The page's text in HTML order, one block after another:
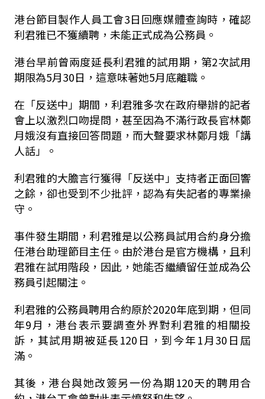
港台節目製作人員工會3日回應媒體查詢時，確認
利君雅已不獲續聘，未能正式成為公務員。
港台早前曾兩度延長利君雅的試用期，第2次試用
期限為5月30日，這意味著她5月底離職。
在「反送中」期間，利君雅多次在政府舉辦的記者
會上以激烈口吻提問，甚至因為不滿行政長官林鄭
月娥沒有直接回答問題，而大聲要求林鄭月娥「講
人話」。
利君雅的大膽言行獲得「反送中」支持者正面回響
之餘，卻也受到不少批評，認為有失記者的專業操
守。
事件發生期間，利君雅是以公務員試用合約身分擔
任港台助理節目主任。由於港台是官方機構，且利
君雅在試用階段，因此，她能否繼續留任並成為公
務員引起關注。
利君雅的公務員聘用合約原於2020年底到期，但同
年9月，港台表示要調查外界對利君雅的相關投
訴，其試用期被延長120日，到今年1月30日屆
滿。
其後，港台與她改簽另一份為期120天的聘用合